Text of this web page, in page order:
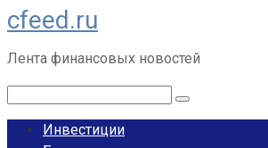
Перейти
к
контенту
cfeed.ru
Лента финансовых новостей
Инвестиции